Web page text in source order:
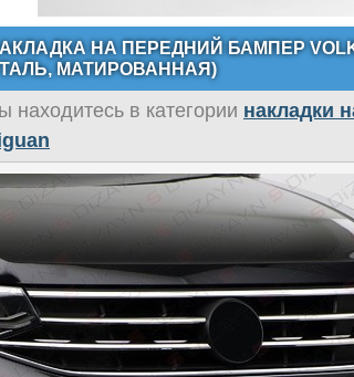
НА ПЕРЕДНИЙ БАМПЕР
МАТИРОВАННАЯ)
находитесь в категории накладки